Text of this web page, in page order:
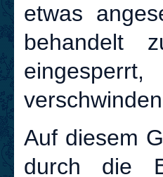
etwas
behandelt
Auf diesem
durch die